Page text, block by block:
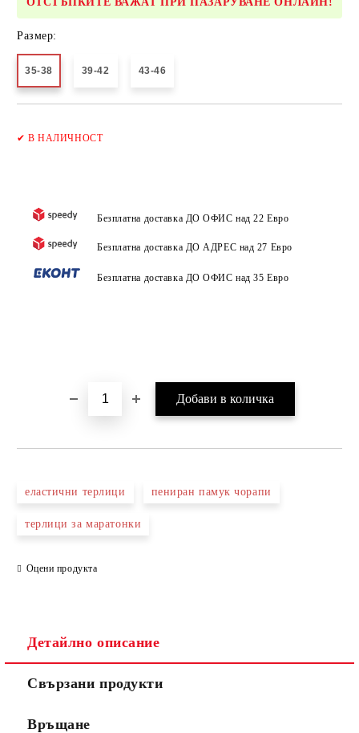
Размер:
35-38 39-42 43-46
✔В НАЛИЧНОСТ
Безплатна доставка ДО ОФИС над 22 Евро
Безплатна доставка ДО АДРЕС над 27 Евро
Безплатна доставка ДО ОФИС над 35 Евро
еластични терлици пениран памук чорапи
терлици за маратонки
Оцени продукта
Детайлно описание
Свързани продукти
Връщане